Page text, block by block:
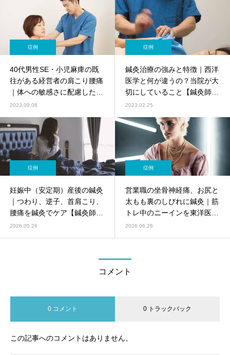
症例
40代男性SE・小児麻痺の既
往がある経営者の肩こり腰痛
｜体への敏感さに配慮した鍼
灸【症例】
2023.09.08
症例
鍼灸治療の強みと特徴｜西洋
医学と何が違うの？当院が大
切にしていること【鍼灸師監
修】
2023.02.25
症例
妊娠中（安定期）産後の鍼灸
｜つわり、逆子、首肩こり、
腰痛を鍼灸でケア【鍼灸師監
修】妊娠中に鍼灸を受けても
2026.05.26
症例
営業職の坐骨神経痛、お尻と
太もも裏のしびれに鍼灸｜筋
トレ中のニーインを東洋医学
でケア【鍼灸師監修】
2026.06.26
コメント
0 コメント 0 トラックバック
この記事へのコメントはありません。